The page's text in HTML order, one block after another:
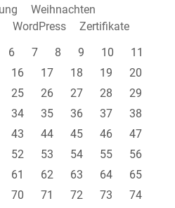
Weihnachten
WordPress
Zertifikate
6 7 8 9 10
11
16 17 18 19
20
25 26 27 28
29
34 35 36 37
38
43 44 45 46
47
52 53 54 55
56
61 62 63 64
65
70 71 72 73
74